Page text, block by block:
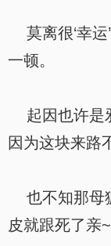
莫离很‘幸运
一顿。
起因也许是
因为这块来路
也不知那母
皮就跟死了亲